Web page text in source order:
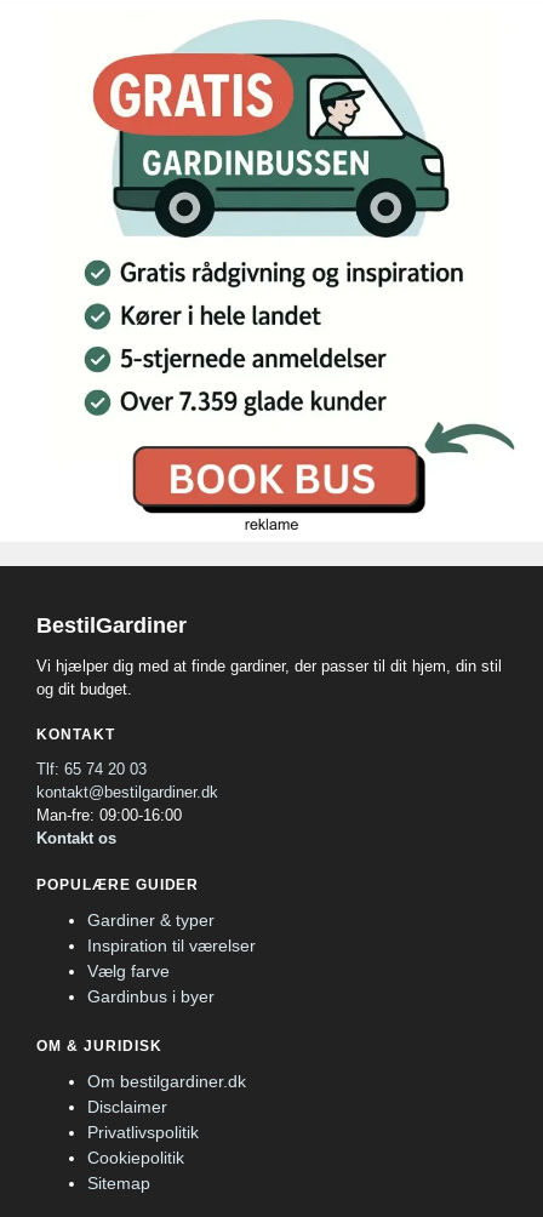
BestilGardiner
Vi hjælper dig med at finde gardiner, der passer til dit hjem, din stil
og dit budget.
KONTAKT
Tlf: 65 74 20 03
kontakt@bestilgardiner.dk
Man-fre: 09:00-16:00
Kontakt os
POPULÆRE GUIDER
Gardiner & typer
Inspiration til værelser
Vælg farve
Gardinbus i byer
OM & JURIDISK
Om bestilgardiner.dk
Disclaimer
Privatlivspolitik
Cookiepolitik
Sitemap